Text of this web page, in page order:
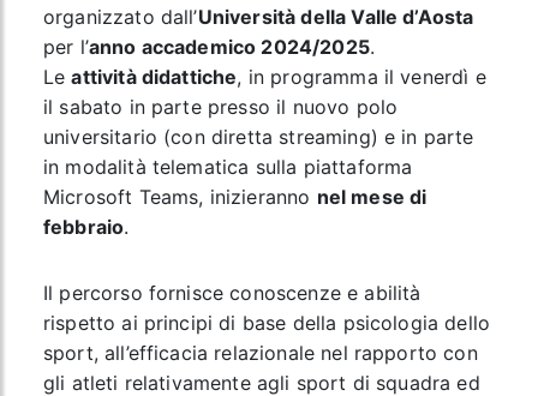
organizzato dall’Università della Valle d’Aosta
per l’anno accademico 2024/2025.
Leattività didattiche, in programma il venerdì e
il sabato in parte presso il nuovo polo
universitario (con diretta streaming) e in parte
in modalità telematica sulla piattaforma
Microsoft Teams, inizieranno nel mese di
febbraio.
Il percorso fornisce conoscenze e abilità
rispetto ai principi di base della psicologia dello
sport, all’efficacia relazionale nel rapporto con
gli atleti relativamente agli sport di squadra ed